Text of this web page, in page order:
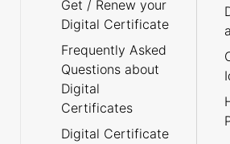
Get / Renew your
Digital Certificate
Frequently Asked
Questions about
Digital
Certificates
Digital Certificate